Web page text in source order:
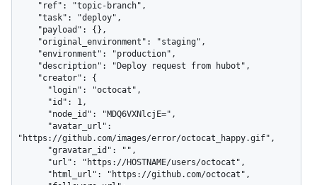
"https://github.com/images/error/octocat_happy.gif",